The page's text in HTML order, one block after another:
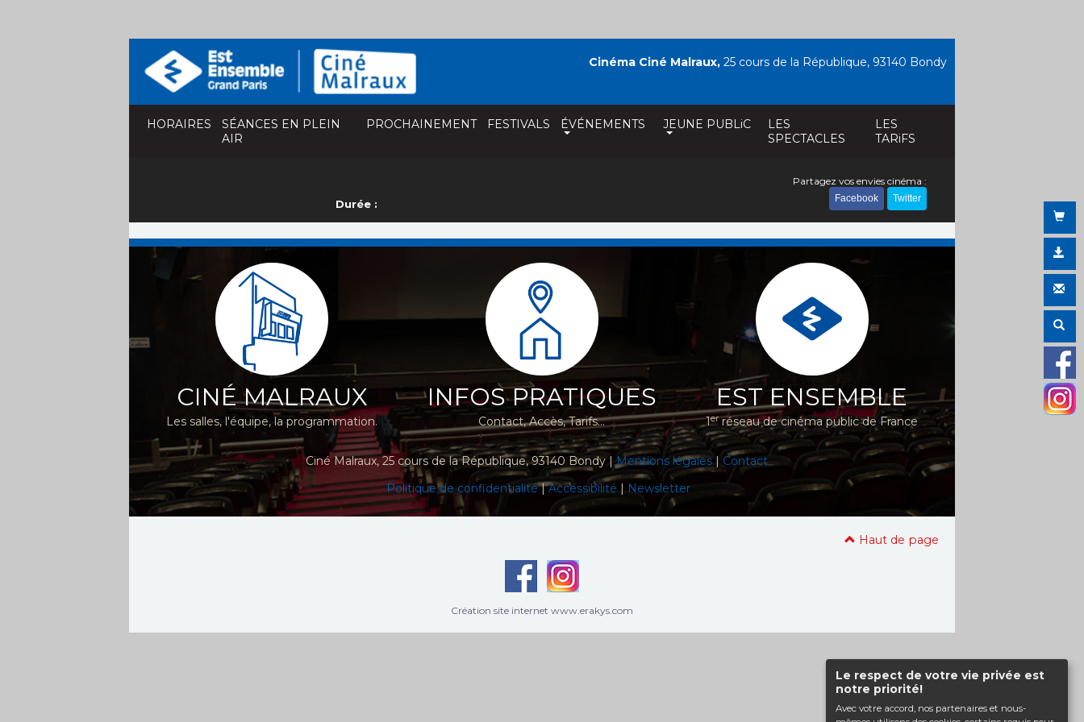
Le respect de votre vie privée est
notre priorité!
Avec votre accord, nos partenaires et nous-
HORAIRES
SÉANCES EN PLEIN
AIR
PROCHAINEMENT FESTIVALS ÉVÉNEMENTS JEUNE PUBLiC
LES
SPECTACLES
LES
TARiFS
Cinéma Ciné Malraux, 25 cours de la République, 93140 Bondy
Durée :
Partagez vos envies cinéma :
Facebook Twitter
CINÉ MALRAUX
Les salles, l'équipe, la programmation.
INFOS PRATIQUES
Contact, Accès, Tarifs...
EST ENSEMBLE
1erréseau de cinéma public de France
Ciné Malraux, 25 cours de la République, 93140 Bondy |Mentions légales| Contact
Politique de confidentialité|Accéssibilité | Newsletter
Haut de page
Création site internet www.erakys.com